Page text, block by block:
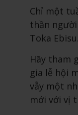
Chỉ một
thần
Toka Ebisu.
Hãy tham
gia lễ hội
vẫy một
mới với vị